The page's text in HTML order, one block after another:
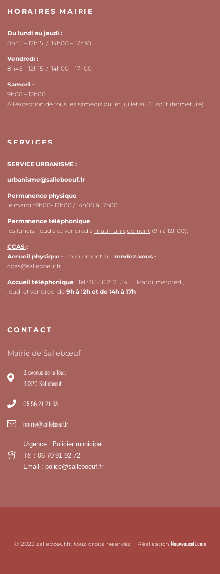
HORAIRES MAIRIE
Du lundi au jeudi :
8h45 – 12h15 / 14h00 – 17h30
Vendredi :
8h45 – 12h15 / 14h00 – 17h00
Samedi :
9h00 – 12h00
A l’exception de tous les samedis du 1er juillet au 31 août (fermeture)
SERVICES
SERVICE URBANISME :
urbanisme@salleboeuf.fr
Permanence physique
le mardi : 9h00- 12h00 / 14h00 à 17h00
Permanence téléphonique
les lundis, jeudis et vendredis matin uniquement (9h à 12h00).
CCAS :
Accueil physique : Uniquement sur rendez-vous :
ccas@salleboeuf.fr
Accueil téléphonique : Tel : 05 56 21 21 54 Mardi, mercredi,
jeudi et vendredi de 9h à 12h et de 14h à 17h
CONTACT
Mairie de Sallebœuf
3, avenue de la Tour,
33370 Salleboeuf
05 56 21 21 33
mairie@salleboeuf.fr
Urgence : Policier municipal
Tél : 06 70 91 92 72
Email : police@salleboeuf.fr
© 2023 salleboeuf.fr, tous droits réservés | Réalisation Nouveausoft.com